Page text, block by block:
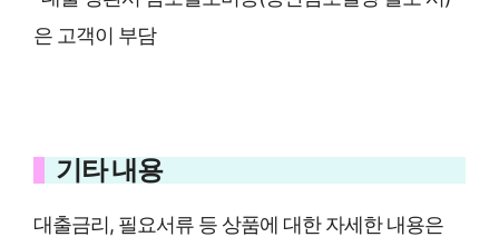
은 고객이 부담
기타 내용
대출금리, 필요서류 등 상품에 대한 자세한 내용은